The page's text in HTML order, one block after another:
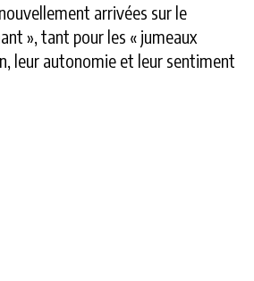
arrivées sur le
», tant pour les « jumeaux
leur autonomie et leur sentiment